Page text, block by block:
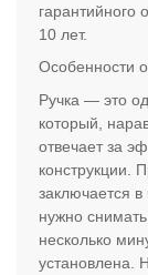
гарантийного
10 лет.
Особенности
Ручка — это
который,
отвечает за
конструкции.
заключается
нужно
несколько
установлена.